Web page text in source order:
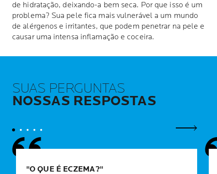
de hidratação, deixando-a bem seca. Por que isso é um
problema? Sua pele fica mais vulnerável a um mundo
de alérgenos e irritantes, que podem penetrar na pele e
causar uma intensa inflamação e coceira.
SUAS PERGUNTAS
NOSSAS RESPOSTAS
O QUE É ECZEMA?